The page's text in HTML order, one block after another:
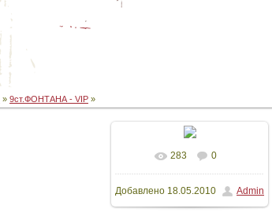
» 9ст.ФОНТАНА - VIP »
В реальном размере
480x640/ 88.0Kb
283 0
Добавлено 18.05.2010 Admin